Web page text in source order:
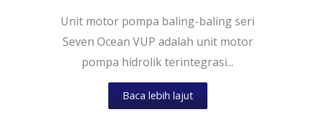
Unit motor pompa baling-baling seri
Seven Ocean VUP adalah unit motor
pompa hidrolik terintegrasi...
Baca lebih lajut